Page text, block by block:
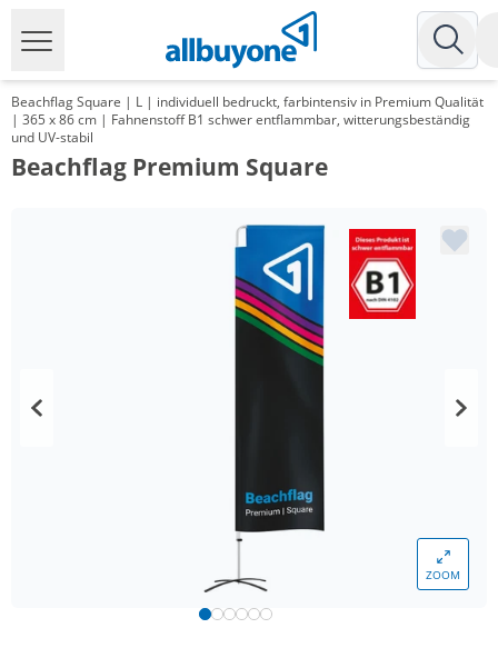
Beachflag Square | L | individuell bedruckt, farbintensiv in Premium Qualität
| 365 x 86 cm | Fahnenstoff B1 schwer entflammbar, witterungsbeständig
und UV-stabil
Beachflag Premium Square
ZOOM
103,17 €